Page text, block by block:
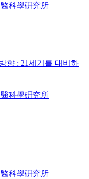
科學硏究所
향 : 21세기를 대비하
科學硏究所
科學硏究所